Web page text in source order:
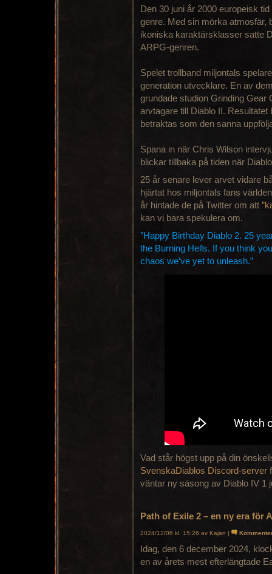
Den 30 juni år 2000 europeisk
genre. Med sin mörka atmosfär,
ikoniska karaktärsklasser satte
ARPG-genren.
Spelet trollband miljontals
generation utvecklare. En av
grundade studion Grinding
arvtagare till Diablo II. Resultatet
betraktas som den sanna
Spana in när Chris Wilson
blickar tillbaka på tiden när
25 år senare lever arvet vidare
hjärtat hos miljontals fans
år hintade de på Twitter om att
kan vi bara spekulera om.
”Happy Birthday Diablo 2. 25
the Burning Hells. If you think
chaos we’ve yet to unleash.”
Vad står högst upp på din
SvenskaDiablos Discord-server
väntar ny säsong av Diablo IV 1
Path of Exile 2 – en ny era för
2024/12/06 kl. 15:26 av Kajan |
Idag, den 6 december 2024,
en av årets mest efterlängtade